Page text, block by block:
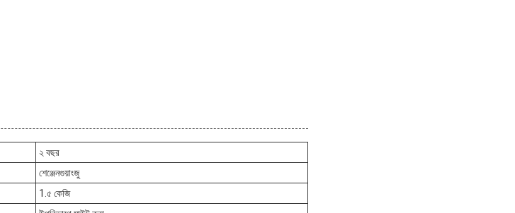
২ বছর
শেঞ্জেনগুয়াংজু
1.৫ কেজি